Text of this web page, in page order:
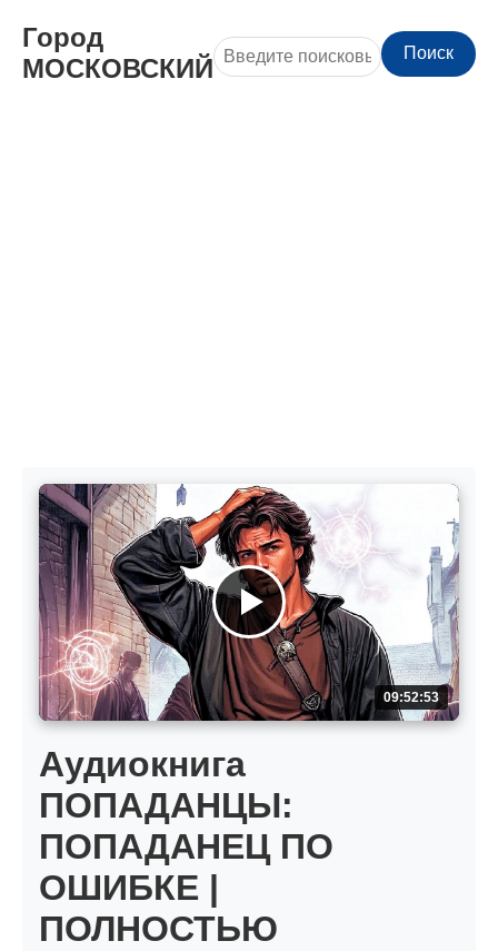
Город
МОСКОВСКИЙ
Поиск
09:52:53
Аудиокнига
ПОПАДАНЦЫ:
ПОПАДАНЕЦ ПО
ОШИБКЕ |
ПОЛНОСТЬЮ